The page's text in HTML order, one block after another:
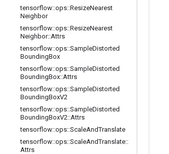
tensorflow::ops::ResizeNearest
Neighbor
tensorflow::ops::ResizeNearest
Neighbor::Attrs
tensorflow::ops::SampleDistorted
BoundingBox
tensorflow::ops::SampleDistorted
BoundingBox::Attrs
tensorflow::ops::SampleDistorted
BoundingBoxV2
tensorflow::ops::SampleDistorted
BoundingBoxV2::Attrs
tensorflow::ops::ScaleAndTranslate
tensorflow::ops::ScaleAndTranslate::
Attrs